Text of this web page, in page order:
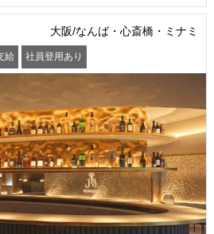
大阪/なんば・心斎橋・ミナミ
給 社員登用あり